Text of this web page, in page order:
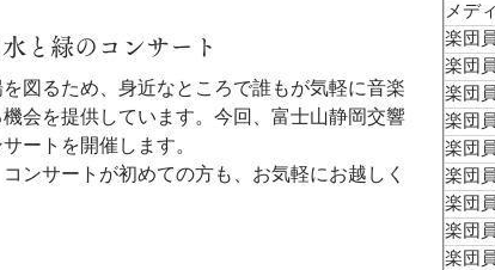
と緑のコンサート
図るため、身近なところで誰もが気軽に音楽
会を提供しています。今回、富士山静岡交響
ートを開催します。
ンサートが初めての方も、お気軽にお越しく
メデ
楽団
楽団
楽団
楽団
楽団
楽団
楽団
楽団
楽団